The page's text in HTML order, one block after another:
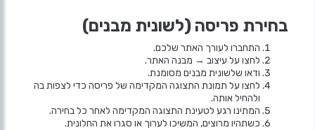
בחירת פריסה (לשונית מבנים)
התחברו לעורך האתר שלכם.
לחצו על עיצוב → מבנה האתר.
ודאו שלשונית מבנים מסומנת.
לחצו על תמונת התצוגה המקדימה של פריסה כדי לצפות בה
ולהחיל אותה.
המתינו רגע לטעינת התצוגה המקדימה לאחר כל בחירה.
כשתהיו מרוצים, המשיכו לערוך או סגרו את החלונית.